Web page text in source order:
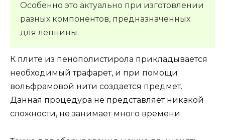
Особенно это актуально при изготовлении
разных компонентов, предназначенных
для лепнины.
К плите из пенополистирола прикладывается
необходимый трафарет, и при помощи
вольфрамовой нити создается предмет.
Данная процедура не представляет никакой
сложности, не занимает много времени.